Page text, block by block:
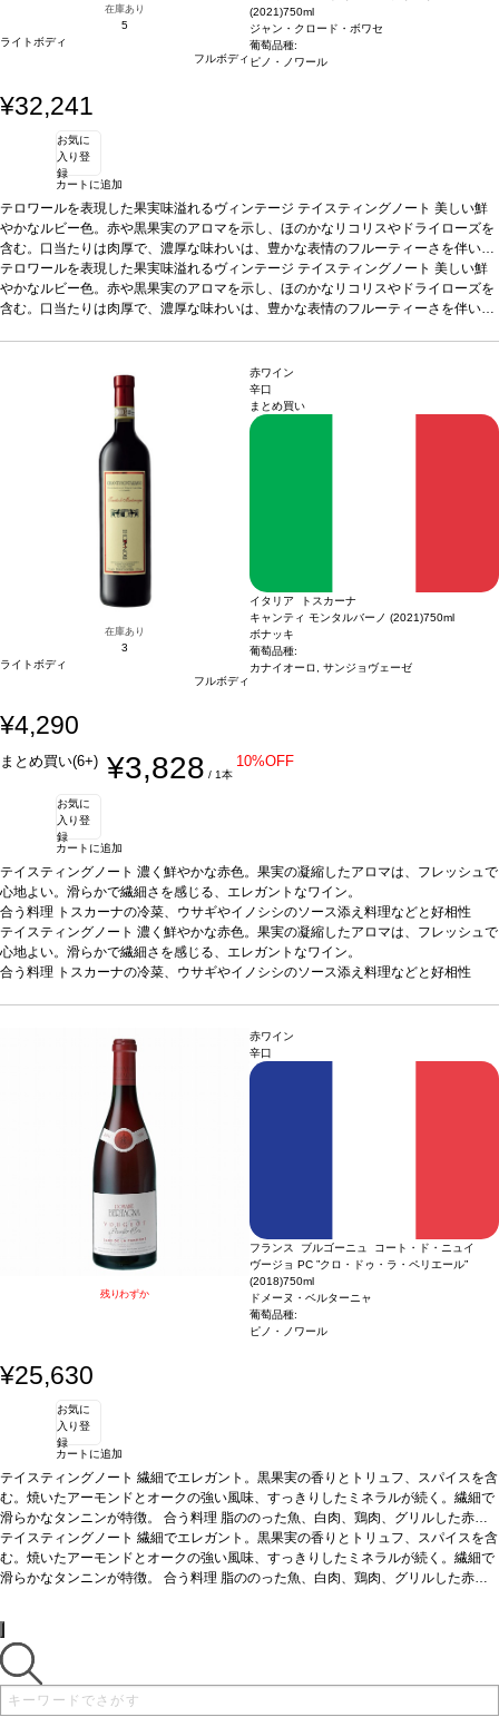
在庫あり
5
ライトボディ
フルボディ
(2021)750ml
ジャン・クロード・ボワセ
葡萄品種:
ピノ・ノワール
¥32,241
お気に
入り登
録
カートに追加
テロワールを表現した果実味溢れるヴィンテージ テイスティングノート 美しい鮮
やかなルビー色。赤や黒果実のアロマを示し、ほのかなリコリスやドライローズを
含む。口当たりは肉厚で、濃厚な味わいは、豊かな表情のフルーティーさを伴い、
力強い後味が続く。2033年ごろまで飲み頃。合う料理ローストしたラム、鴨の胸
肉、ジビエ、チーズ（エポワス、ラングル）などと好相性葡萄品種ピノ・ノワー
ル
テロワールを表現した果実味溢れるヴィンテージ テイスティングノート 美しい鮮
やかなルビー色。赤や黒果実のアロマを示し、ほのかなリコリスやドライローズを
含む。口当たりは肉厚で、濃厚な味わいは、豊かな表情のフルーティーさを伴い、
在庫あり
3
ライトボディ
フルボディ
赤ワイン
辛口
まとめ買い
イタリア トスカーナ
キャンティ モンタルバーノ (2021)750ml
ボナッキ
葡萄品種:
カナイオーロ, サンジョヴェーゼ
¥4,290
まとめ買い(6+) ¥3,828 / 1本
10%OFF
お気に
入り登
録
カートに追加
テイスティングノート 濃く鮮やかな赤色。果実の凝縮したアロマは、フレッシュで
心地よい。滑らかで繊細さを感じる、エレガントなワイン。
合う料理 トスカーナの冷菜、ウサギやイノシシのソース添え料理などと好相性
葡萄品種サンジョヴェーゼ 90%、カナイオーロ 10%
テイスティングノート 濃く鮮やかな赤色。果実の凝縮したアロマは、フレッシュで
心地よい。滑らかで繊細さを感じる、エレガントなワイン。
合う料理 トスカーナの冷菜、ウサギやイノシシのソース添え料理などと好相性
残りわずか
赤ワイン
辛口
フランス ブルゴーニュ コート・ド・ニュイ
ヴージョ PC ”クロ・ドゥ・ラ・ペリエール”
(2018)750ml
ドメーヌ・ベルターニャ
葡萄品種:
ピノ・ノワール
¥25,630
お気に
入り登
録
カートに追加
テイスティングノート 繊細でエレガント。黒果実の香りとトリュフ、スパイスを含
む。焼いたアーモンドとオークの強い風味、すっきりしたミネラルが続く。繊細で
滑らかなタンニンが特徴。 合う料理 脂ののった魚、白肉、鶏肉、グリルした赤
肉、チーズ （アベイ・ド・シトー、ブリア・サヴァラン、ルブロションチーズ、ヴ
ァシュラン・モン・ドール）と好相性。葡萄品種ピノ・ノワール
テイスティングノート 繊細でエレガント。黒果実の香りとトリュフ、スパイスを含
む。焼いたアーモンドとオークの強い風味、すっきりしたミネラルが続く。繊細で
滑らかなタンニンが特徴。 合う料理 脂ののった魚、白肉、鶏肉、グリルした赤
ァシュラン・モン・ドール）と好相性。